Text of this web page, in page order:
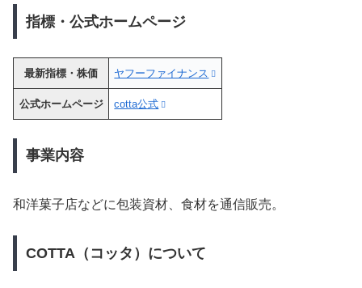
指標・公式ホームページ
最新指標・株価 ヤフーファイナンス
公式ホームページ cotta公式
事業内容
和洋菓子店などに包装資材、食材を通信販売。
COTTA（コッタ）について